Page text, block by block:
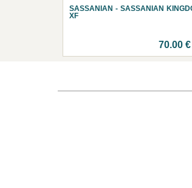
SASSANIAN - SASSANIAN
XF
70.00 €